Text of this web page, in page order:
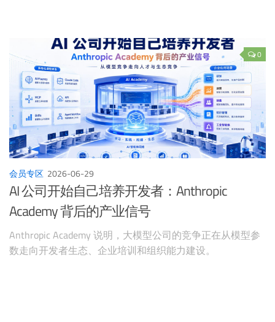
能源存储推向新赛道；国内方面，全球数字经济大会将围绕
数字治理、数据要素、人工智能+和产业数字化集中发布新
技术产品，国家统计局最新数据也显示工业企业利润保持增
长，为新质生产力从政策部署走向产业实绩提供了宏观背
景。
0
会员专区 2026-06-29
AI 公司开始自己培养开发者：Anthropic
Academy 背后的产业信号
Anthropic Academy 说明，大模型公司的竞争正在从模型参
数走向开发者生态、企业培训和组织能力建设。